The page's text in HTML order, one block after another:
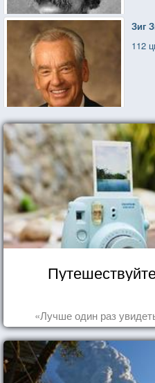
Зиг
112
«Лучше один раз